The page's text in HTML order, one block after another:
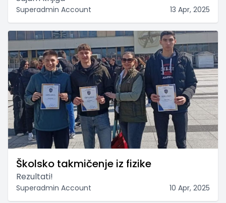
Superadmin Account 13 Apr, 2025
Školsko takmičenje iz fizike
Rezultati!
Superadmin Account 10 Apr, 2025